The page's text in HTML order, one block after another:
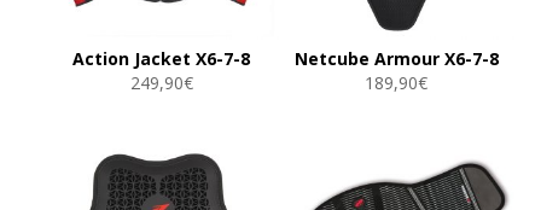
Action Jacket X6-7-8
249,90€
Netcube Armour X6-7-8
189,90€